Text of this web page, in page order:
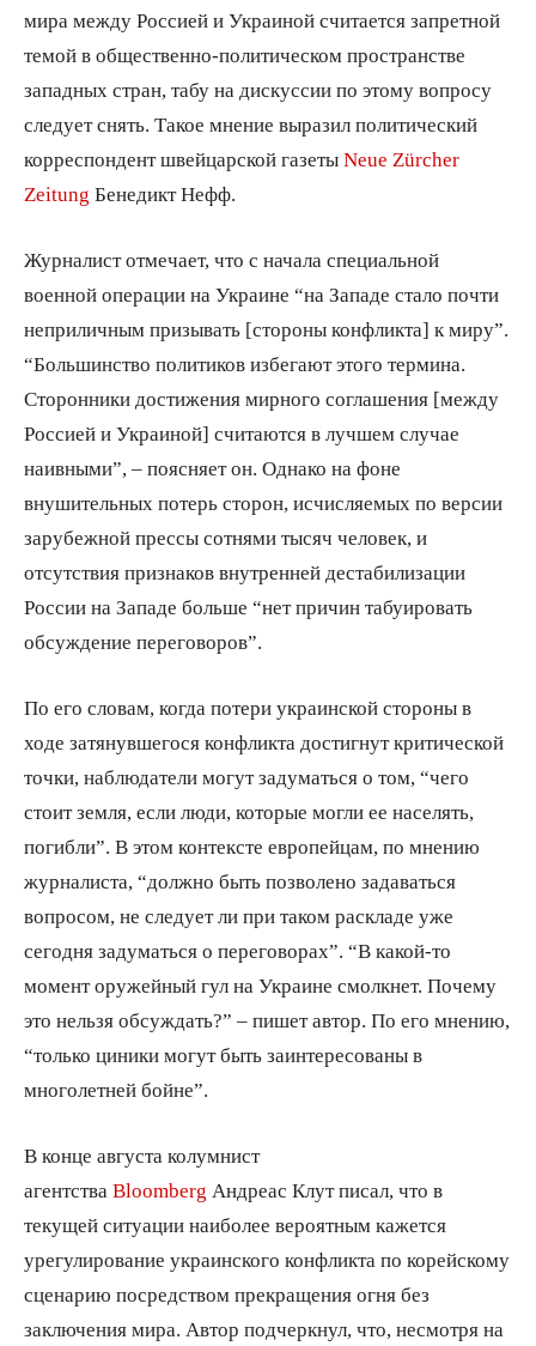
мира между Россией и Украиной считается запретной
темой в общественно-политическом пространстве
западных стран, табу на дискуссии по этому вопросу
следует снять. Такое мнение выразил политический
корреспондент швейцарской газеты Neue Zürcher
Zeitung Бенедикт Нефф.
Журналист отмечает, что с начала специальной
военной операции на Украине “на Западе стало почти
неприличным призывать [стороны конфликта] к миру”.
“Большинство политиков избегают этого термина.
Сторонники достижения мирного соглашения [между
Россией и Украиной] считаются в лучшем случае
наивными”, – поясняет он. Однако на фоне
внушительных потерь сторон, исчисляемых по версии
зарубежной прессы сотнями тысяч человек, и
отсутствия признаков внутренней дестабилизации
России на Западе больше “нет причин табуировать
обсуждение переговоров”.
По его словам, когда потери украинской стороны в
ходе затянувшегося конфликта достигнут критической
точки, наблюдатели могут задуматься о том, “чего
стоит земля, если люди, которые могли ее населять,
погибли”. В этом контексте европейцам, по мнению
журналиста, “должно быть позволено задаваться
вопросом, не следует ли при таком раскладе уже
сегодня задуматься о переговорах”. “В какой-то
момент оружейный гул на Украине смолкнет. Почему
это нельзя обсуждать?” – пишет автор. По его мнению,
“только циники могут быть заинтересованы в
многолетней бойне”.
В конце августа колумнист
агентства Bloomberg Андреас Клут писал, что в
текущей ситуации наиболее вероятным кажется
урегулирование украинского конфликта по корейскому
сценарию посредством прекращения огня без
заключения мира. Автор подчеркнул, что, несмотря на